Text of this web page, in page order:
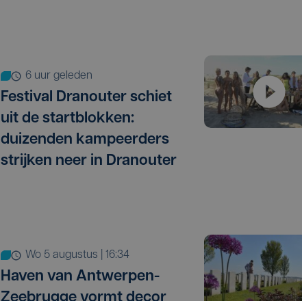
6 uur geleden
Festival Dranouter schiet
uit de startblokken:
duizenden kampeerders
strijken neer in Dranouter
wo 5 augustus | 16:34
Haven van Antwerpen-